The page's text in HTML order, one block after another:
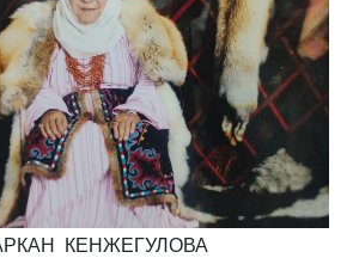
КЕНЖЕГУЛОВА